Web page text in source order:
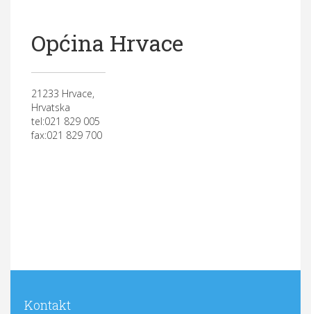
Općina Hrvace
21233 Hrvace,
Hrvatska
tel:021 829 005
fax:021 829 700
Kontakt